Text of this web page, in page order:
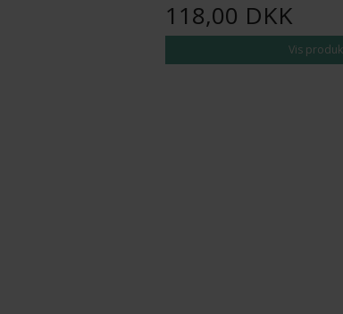
118,00 DKK
Vis